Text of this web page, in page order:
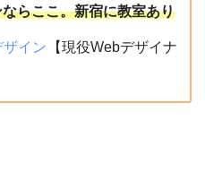
らここ。新宿に教室あり
イン
【現役Webデザイナ